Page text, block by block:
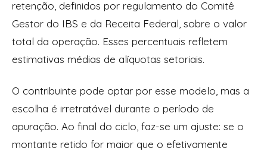
retenção, definidos por regulamento do Comitê
Gestor do IBS e da Receita Federal, sobre o valor
total da operação. Esses percentuais refletem
estimativas médias de alíquotas setoriais.
O contribuinte pode optar por esse modelo, mas a
escolha é irretratável durante o período de
apuração. Ao final do ciclo, faz-se um ajuste: se o
montante retido for maior que o efetivamente